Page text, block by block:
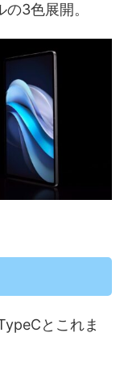
3色展開。
とこれま